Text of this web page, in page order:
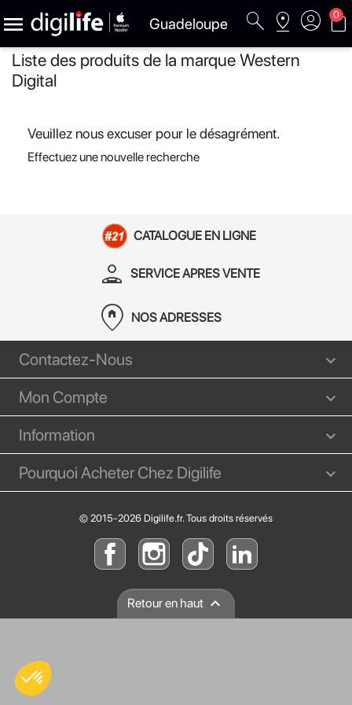
 Guadeloupe search pin_drop account_circle shopping_bag
0
Liste des produits de la marque Western
Digital
Veuillez nous excuser pour le désagrément.
Effectuez une nouvelle recherche
CATALOGUE EN LIGNE
person_apron SERVICE APRES VENTE
home_pin NOS ADRESSES
Contactez-Nous
Mon Compte
Information
Pourquoi Acheter Chez Digilife
© 2015-2026 Digilife.fr. Tous droits réservés
Retour en haut 